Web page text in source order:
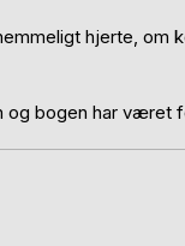
hjerte, om
og bogen har været